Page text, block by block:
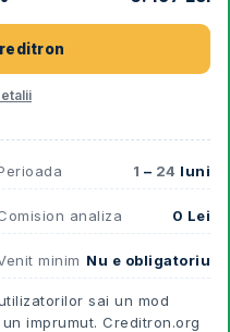
1 – 24 luni
analiza 0 Lei
minim Nu e obligatoriu
sai un mod
imprumut. Creditron.org